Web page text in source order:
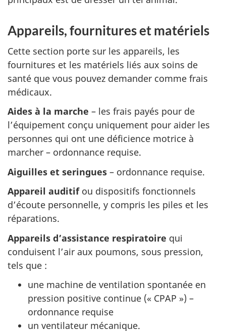
Appareils, fournitures et matériels
Cette section porte sur les appareils, les
fournitures et les matériels liés aux soins de
santé que vous pouvez demander comme frais
médicaux.
Aides à la marche – les frais payés pour de
l’équipement conçu uniquement pour aider les
personnes qui ont une déficience motrice à
marcher – ordonnance requise.
Aiguilles et seringues – ordonnance requise.
Appareil auditif ou dispositifs fonctionnels
d’écoute personnelle, y compris les piles et les
réparations.
Appareils d’assistance respiratoire qui
conduisent l’air aux poumons, sous pression,
tels que :
une machine de ventilation spontanée en
pression positive continue (« CPAP ») –
ordonnance requise
un ventilateur mécanique.